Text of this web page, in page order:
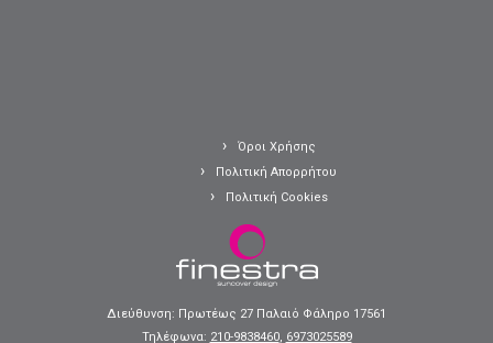
Όροι Χρήσης
Πολιτική Απορρήτου
Πολιτική Cookies
Διεύθυνση: Πρωτέως 27 Παλαιό Φάληρο 17561
Τηλέφωνα: 210-9838460, 6973025589